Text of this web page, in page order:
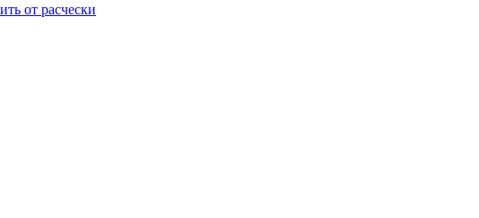
от расчески